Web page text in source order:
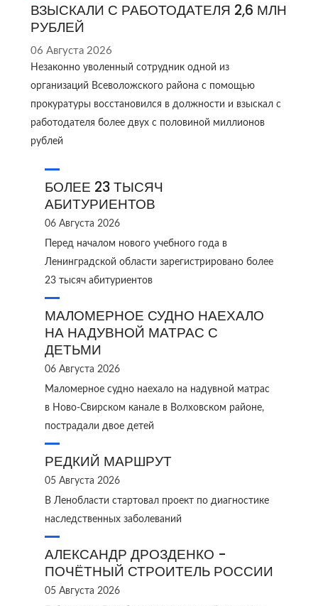
ВЗЫСКАЛИ С РАБОТОДАТЕЛЯ 2,6 МЛН
РУБЛЕЙ
06 Августа 2026
Незаконно уволенный сотрудник одной из
организаций Всеволожского района с помощью
прокуратуры восстановился в должности и взыскал с
работодателя более двух с половиной миллионов
рублей
БОЛЕЕ 23 ТЫСЯЧ
АБИТУРИЕНТОВ
06 Августа 2026
Перед началом нового учебного года в
Ленинградской области зарегистрировано более
23 тысяч абитуриентов
МАЛОМЕРНОЕ СУДНО НАЕХАЛО
НА НАДУВНОЙ МАТРАС С
ДЕТЬМИ
06 Августа 2026
Маломерное судно наехало на надувной матрас
в Ново‑Свирском канале в Волховском районе,
пострадали двое детей
РЕДКИЙ МАРШРУТ
05 Августа 2026
В Ленобласти стартовал проект по диагностике
наследственных заболеваний
АЛЕКСАНДР ДРОЗДЕНКО -
ПОЧЁТНЫЙ СТРОИТЕЛЬ РОССИИ
05 Августа 2026